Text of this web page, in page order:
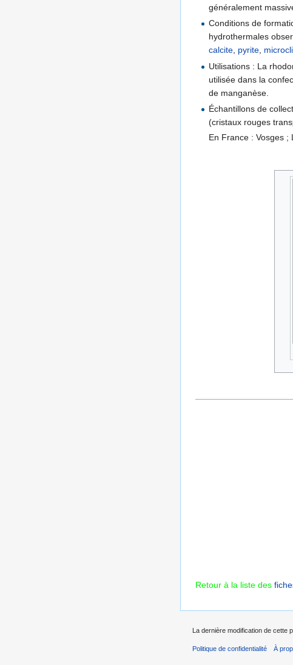
généralement
Conditions de
hydrothermales
calcite, pyrite,
Utilisations : La
utilisée dans la
de manganèse.
Échantillons de
(cristaux rouges
En France : Vosges ;
Retour à la liste des
La dernière modification de cette
Politique de confidentialité À